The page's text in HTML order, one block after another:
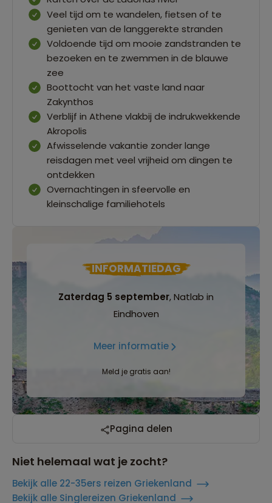
Veel tijd om te wandelen, fietsen of te
genieten van de langgerekte stranden
Voldoende tijd om mooie zandstranden te
bezoeken en te zwemmen in de blauwe
zee
Boottocht van het vaste land naar
Zakynthos
Verblijf in Athene vlakbij de indrukwekkende
Akropolis
Afwisselende vakantie zonder lange
reisdagen met veel vrijheid om dingen te
ontdekken
Overnachtingen in sfeervolle en
kleinschalige familiehotels
INFORMATIEDAG
Zaterdag 5 september, Natlab in
Eindhoven
Meer informatie
Meld je gratis aan!
Pagina delen
Niet helemaal wat je zocht?
Bekijk alle 22-35ers reizen Griekenland
Bekijk alle Singlereizen Griekenland